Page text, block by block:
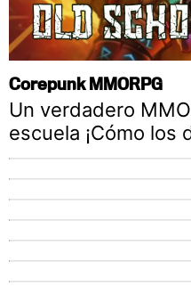
Corepunk MMORPG
Un verdadero
escuela ¡Cómo los